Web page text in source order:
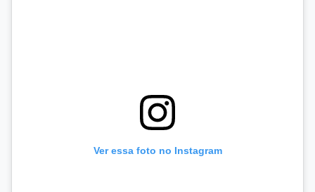
Ver essa foto no Instagram